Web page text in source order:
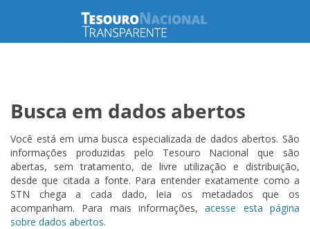
Busca em dados abertos
Você está em uma busca especializada de dados abertos. São
informações produzidas pelo Tesouro Nacional que são
abertas, sem tratamento, de livre utilização e distribuição,
desde que citada a fonte. Para entender exatamente como a
STN chega a cada dado, leia os metadados que os
acompanham. Para mais informações,acesse esta página
sobre dados abertos.